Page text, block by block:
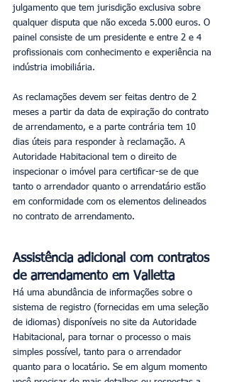
julgamento que tem jurisdição exclusiva sobre
qualquer disputa que não exceda 5.000 euros. O
painel consiste de um presidente e entre 2 e 4
profissionais com conhecimento e experiência na
indústria imobiliária.
As reclamações devem ser feitas dentro de 2
meses a partir da data de expiração do contrato
de arrendamento, e a parte contrária tem 10
dias úteis para responder à reclamação. A
Autoridade Habitacional tem o direito de
inspecionar o imóvel para certificar-se de que
tanto o arrendador quanto o arrendatário estão
em conformidade com os elementos delineados
no contrato de arrendamento.
Assistência adicional com contratos
de arrendamento em Valletta
Há uma abundância de informações sobre o
sistema de registro (fornecidas em uma seleção
de idiomas) disponíveis no site da Autoridade
Habitacional, para tornar o processo o mais
simples possível, tanto para o arrendador
quanto para o locatário. Se em algum momento